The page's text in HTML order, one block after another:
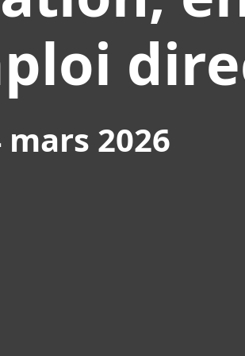
mars 2026